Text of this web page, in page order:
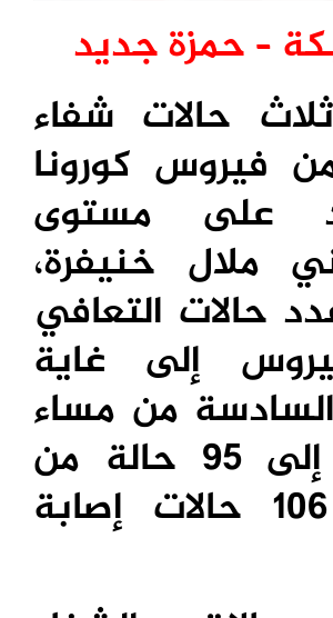
– حمزة جديد
حالات شفاء
فيروس كورونا
على مستوى
ملال خنيفرة،
حالات التعافي
إلى غاية
من مساء
الإثنين، إلى 95 حالة من
مجموع 106 حالات إصابة